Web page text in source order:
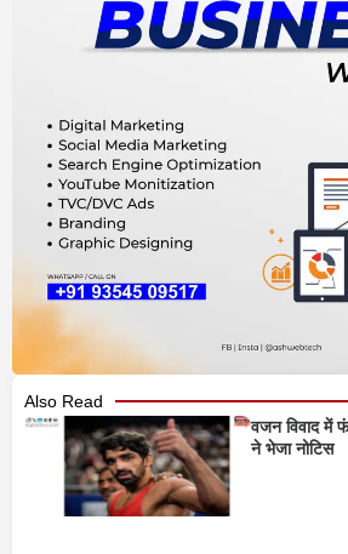
Also Read
वजन विवाद में
ने भेजा नोटिस